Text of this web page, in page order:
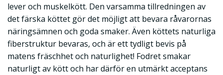
lever och muskelkött. Den varsamma tillredningen av
det färska köttet gör det möjligt att bevara råvarornas
näringsämnen och goda smaker. Även köttets naturliga
fiberstruktur bevaras, och är ett tydligt bevis på
matens fräschhet och naturlighet! Fodret smakar
naturligt av kött och har därför en utmärkt acceptans